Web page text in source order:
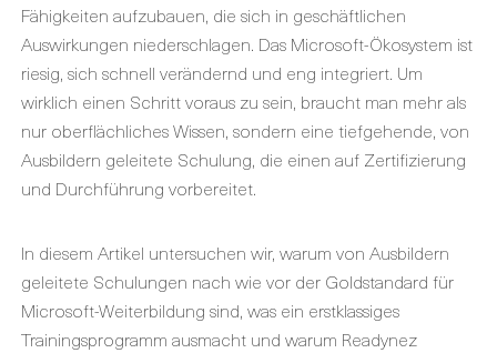
Fähigkeiten aufzubauen, die sich in geschäftlichen
Auswirkungen niederschlagen. Das Microsoft-Ökosystem ist
riesig, sich schnell verändernd und eng integriert. Um
wirklich einen Schritt voraus zu sein, braucht man mehr als
nur oberflächliches Wissen, sondern eine tiefgehende, von
Ausbildern geleitete Schulung, die einen auf Zertifizierung
und Durchführung vorbereitet.
In diesem Artikel untersuchen wir, warum von Ausbildern
geleitete Schulungen nach wie vor der Goldstandard für
Microsoft-Weiterbildung sind, was ein erstklassiges
Trainingsprogramm ausmacht und warum Readynez